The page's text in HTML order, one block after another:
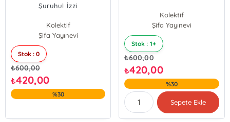
Şuruhul İzzi
Kolektif
Şifa Yayınevi
Stok : 0
₺600,00
₺420,00
%30
Kolektif
Şifa Yayınevi
Stok : 1+
₺600,00
₺420,00
%30
Sepete Ekle